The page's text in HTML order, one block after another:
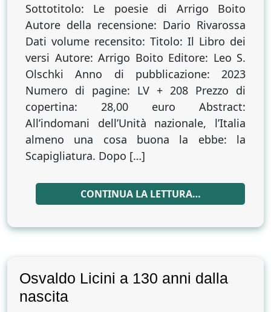
Sottotitolo: Le poesie di Arrigo Boito
Autore della recensione: Dario Rivarossa
Dati volume recensito: Titolo: Il Libro dei
versi Autore: Arrigo Boito Editore: Leo S.
Olschki Anno di pubblicazione: 2023
Numero di pagine: LV + 208 Prezzo di
copertina: 28,00 euro Abstract:
All’indomani dell’Unità nazionale, l’Italia
almeno una cosa buona la ebbe: la
Scapigliatura. Dopo […]
CONTINUA LA LETTURA…
Osvaldo Licini a 130 anni dalla
nascita